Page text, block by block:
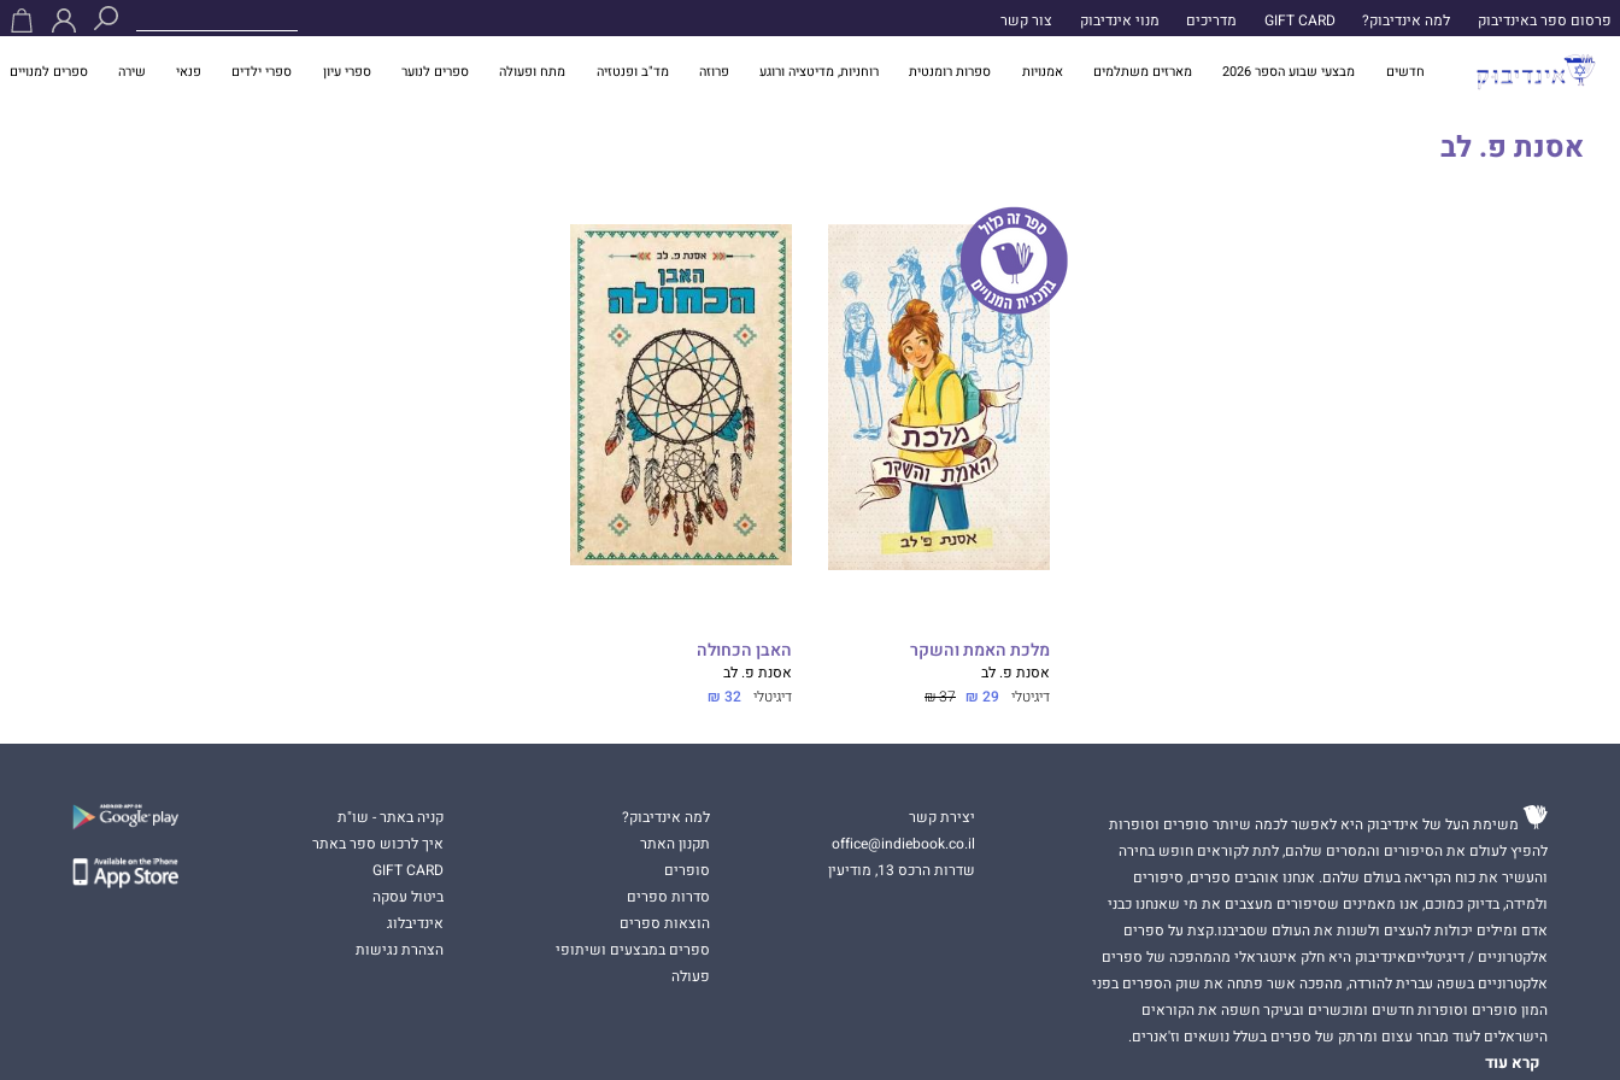
פרסום ספר באינדיבוק למה אינדיבוק? GIFT CARD מדריכים מנוי אינדיבוק צור קשר
חדשים מבצעי שבוע הספר 2026 מארזים משתלמים אמנויות ספרות רומנטית רוחניות, מדיטציה ורוגע פרוזה מד"ב ופנטזיה מתח ופעולה ספרים לנוער ספרי עיון ספרי ילדים פנאי שירה ספרים למנויים
אסנת פ. לב
מלכת האמת והשקר
אסנת פ. לב
דיגיטלי 29 ₪
37 ₪
האבן הכחולה
אסנת פ. לב
דיגיטלי 32 ₪
משימת העל של אינדיבוק היא לאפשר לכמה שיותר סופרים וסופרות
להפיץ לעולם את הסיפורים והמסרים שלהם, לתת לקוראים חופש בחירה
והעשיר את כוח הקריאה בעולם שלהם. אנחנו אוהבים ספרים, סיפורים
ולמידה, בדיוק כמוכם, אנו מאמינים שסיפורים מעצבים את מי שאנחנו כבני
אדם ומילים יכולות להעצים ולשנות את העולם שסביבנו.קצת על ספרים
אלקטרוניים / דיגיטלייםאינדיבוק היא חלק אינטגראלי מהמהפכה של ספרים
אלקטרוניים בשפה עברית להורדה, מהפכה אשר פתחה את שוק הספרים בפני
המון סופרים וסופרות חדשים ומוכשרים ובעיקר חשפה את הקוראים
הישראלים לעוד מבחר עצום ומרתק של ספרים בשלל נושאים וז'אנרים.
קרא עוד
יצירת קשר
office@indiebook.co.il
שדרות הרכס 13, מודיעין
למה אינדיבוק?
תקנון האתר
סופרים
סדרות ספרים
הוצאות ספרים
ספרים במבצעים ושיתופי
פעולה
קניה באתר - שו"ת
איך לרכוש ספר באתר
GIFT CARD
ביטול עסקה
אינדיבלוג
הצהרת נגישות